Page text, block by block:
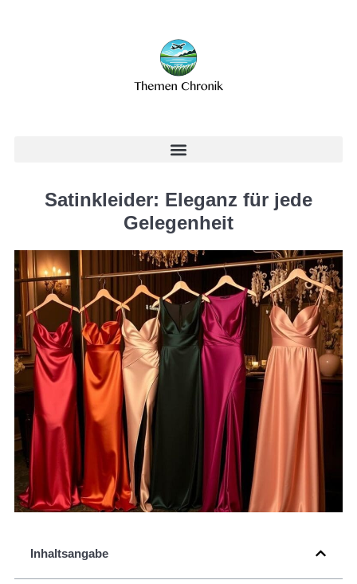
Satinkleider: Eleganz für jede
Gelegenheit
Inhaltsangabe